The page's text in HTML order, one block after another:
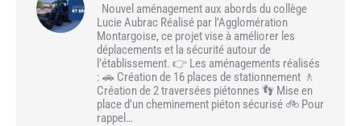
Nouvel aménagement aux abords du collège
Lucie Aubrac Réalisé par l’Agglomération
Montargoise, ce projet vise à améliorer les
déplacements et la sécurité autour de
l’établissement. 👉 Les aménagements réalisés
: 🚗 Création de 16 places de stationnement 🚶
Création de 2 traversées piétonnes 👣 Mise en
place d’un cheminement piéton sécurisé 🚲 Pour
rappel…